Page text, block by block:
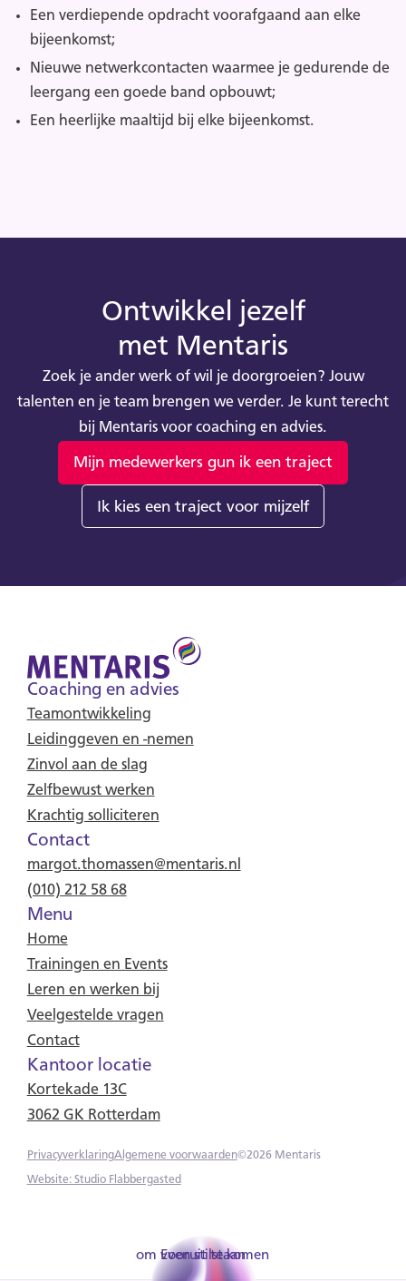
Een verdiepende opdracht voorafgaand aan elke
bijeenkomst;
Nieuwe netwerkcontacten waarmee je gedurende de
leergang een goede band opbouwt;
Een heerlijke maaltijd bij elke bijeenkomst.
Ontwikkel jezelf
met Mentaris
Zoek je ander werk of wil je doorgroeien? Jouw
talenten en je team brengen we verder. Je kunt terecht
bij Mentaris voor coaching en advies.
Mijn medewerkers gun ik een traject
Ik kies een traject voor mijzelf
PrivacyverklaringAlgemene voorwaarden©2026Mentaris
Website: Studio Flabbergasted
Coaching en advies
Teamontwikkeling
Leidinggeven en -nemen
Zinvol aan de slag
Zelfbewust werken
Krachtig solliciteren
Contact
margot.thomassen@mentaris.nl
(010) 212 58 68
Menu
Home
Trainingen en Events
Leren en werken bij
Veelgestelde vragen
Contact
Kantoor locatie
Kortekade 13C
3062 GK Rotterdam
Even stilstaan
om vooruit te komen